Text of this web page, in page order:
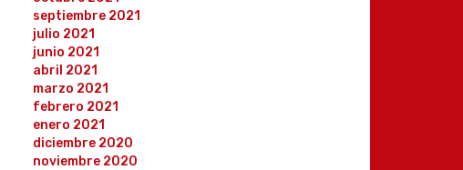
septiembre 2021
julio 2021
junio 2021
abril 2021
marzo 2021
febrero 2021
enero 2021
diciembre 2020
noviembre 2020